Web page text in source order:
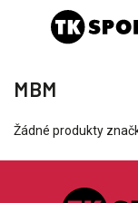
MBM
Žádné produkty